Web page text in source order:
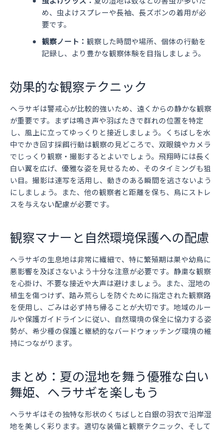
め、虫よけスプレーや長袖、長ズボンの着用が必
要です。
観察ノート： 観察した時間や場所、個体の行動を
記録し、より豊かな観察体験を目指しましょう。
効果的な観察テクニック
ヘラサギは警戒心が比較的強いため、遠くからの静かな観察
が重要です。まずは鳴き声や羽ばたきで群れの位置を特定
し、風上に立ってゆっくりと接近しましょう。くちばしを水
中でかき回す採餌行動は観察の見どころで、双眼鏡やカメラ
でじっくり観察・撮影するとよいでしょう。飛翔時には長く
白い翼を広げ、優雅な姿を見せるため、そのタイミングも狙
い目。撮影は連写を活用し、動きのある瞬間を逃さないよう
にしましょう。また、他の観察者と距離を保ち、鳥にストレ
スを与えない配慮が必要です。
観察マナーと自然環境保護への配慮
ヘラサギの生息地は非常に繊細で、特に繁殖期は巣や幼鳥に
悪影響を及ぼさないよう十分な注意が必要です。静粛な観察
を心掛け、不要な接近や大声は避けましょう。また、湿地の
植生を傷つけず、踏み荒らしを防ぐために指定された観察路
を使用し、ごみは必ず持ち帰ることが大切です。地域のルー
ルや保護ガイドラインに従い、自然環境の保全に協力する姿
勢が、希少種の保護と継続的なバードウォッチング環境の維
持につながります。
まとめ：夏の湿地を舞う優雅な白い
舞姫、ヘラサギを楽しもう
ヘラサギはその独特な形状のくちばしと白銀の羽衣で沿岸湿
地を美しく彩ります。適切な装備と観察テクニック、そして